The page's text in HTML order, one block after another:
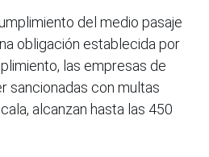
del medio pasaje
obligación establecida por
las empresas de
sancionadas con multas
alcanzan hasta las 450